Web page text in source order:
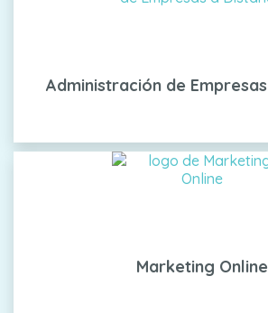
Administración de
Marketing Online